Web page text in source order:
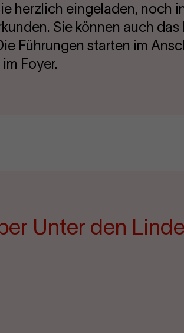
herzlich eingeladen, noch
Sie können auch
Führungen starten im
Foyer.
Unter den